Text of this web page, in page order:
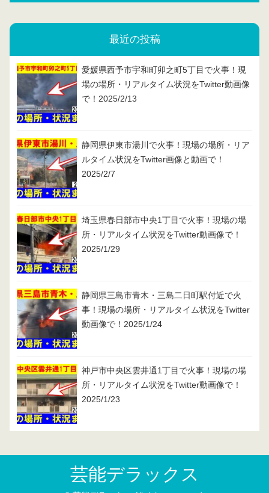
最近の投稿
愛媛県西予市宇和町卯之町5丁目で火事！現
場の場所・リアルタイム状況をTwitter動画像
で！2025/2/13
静岡県伊東市湯川で火事！現場の場所・リア
ルタイム状況をTwitter画像と動画で！
2025/2/7
埼玉県春日部市中央1丁目で火事！現場の場
所・リアルタイム状況をTwitter動画像で！
2025/1/29
静岡県三島市青木・三島二日町駅付近で火
事！現場の場所・リアルタイム状況をTwitter
動画像で！2025/1/24
神戸市中央区雲井通1丁目で火事！現場の場
所・リアルタイム状況をTwitter動画像で！
2025/1/23
芸能デラックス